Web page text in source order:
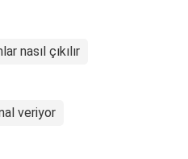
nasıl çıkılır
veriyor